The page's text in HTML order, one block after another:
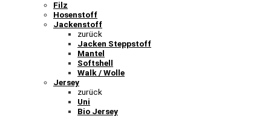
Filz
Hosenstoff
Jackenstoff
zurück
Jacken Steppstoff
Mantel
Softshell
Walk / Wolle
Jersey
zurück
Uni
Bio Jersey